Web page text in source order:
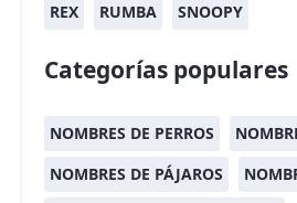
REX
RUMBA SNOOPY
Categorías populares
NOMBRES DE PERROS
NOMBRES DE PÁJAROS